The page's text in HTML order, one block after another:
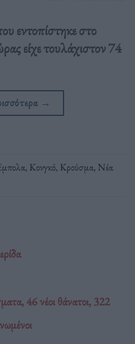
εντοπίστηκε στο
είχε τουλάχιστον 74
→
, Κονγκό, Κρούσμα, Νέα
46 νέοι θάνατοι, 322